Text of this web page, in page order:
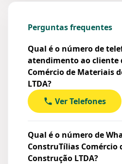
Perguntas frequentes
Qual é o número de
atendimento ao cliente
Comércio de Materiais
LTDA?
Ver Telefones
Qual é o número de
ConstruTílias Comércio
Construção LTDA?